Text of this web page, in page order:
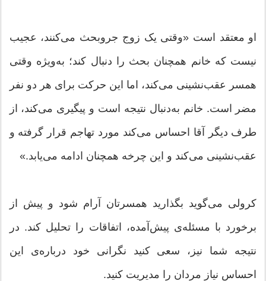
او معتقد است «وقتی یک زوج جروبحث می‌کنند، عجیب
نیست که خانم همچنان بحث را دنبال کند؛ به‌ویژه وقتی
همسر عقب‌نشینی می‌کند، اما این حرکت برای هر دو نفر
مضر است. خانم به‌دنبال نتیجه است و پیگیری می‌کند، از
طرف دیگر آقا احساس می‌کند مورد تهاجم قرار گرفته و
عقب‌نشینی می‌کند و این چرخه همچنان ادامه می‌یابد.»
کرولی می‌گوید بگذارید همسرتان آرام شود و پیش از
برخورد با مسئله‌ی پیش‌آمده، اتفاقات را تحلیل کند. در
نتیجه شما نیز، سعی کنید نگرانی خود درباره‌ی این
احساس نیاز مردان را مدیریت کنید.